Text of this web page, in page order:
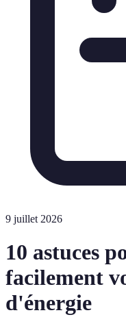
9 juillet 2026
10 astuces
facilement
d'énergie